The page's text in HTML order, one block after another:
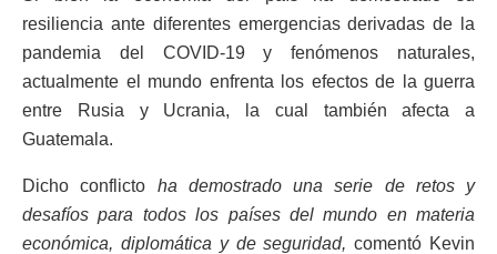
resiliencia ante diferentes emergencias derivadas de la
pandemia del COVID-19 y fenómenos naturales,
actualmente el mundo enfrenta los efectos de la guerra
entre Rusia y Ucrania, la cual también afecta a
Guatemala.
Dicho conflicto ha demostrado una serie de retos y
desafíos para todos los países del mundo en materia
económica, diplomática y de seguridad,comentó Kevin